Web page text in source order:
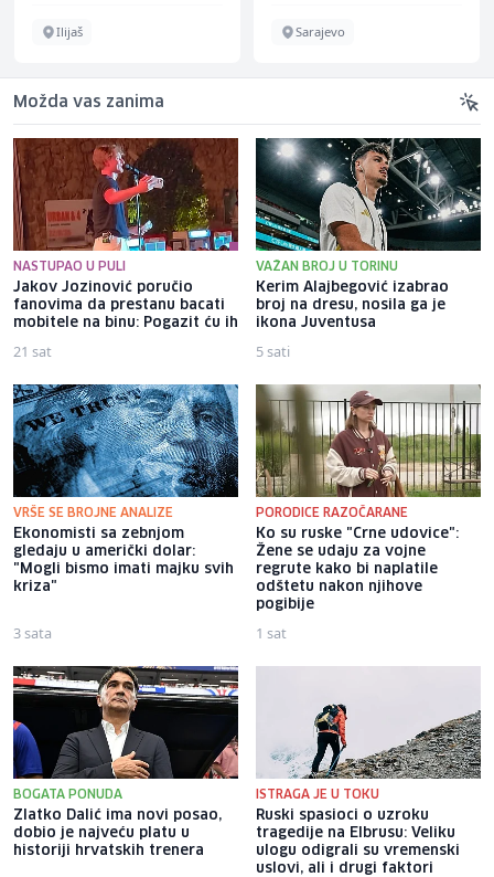
Ilijaš Sarajevo
Možda vas zanima
NASTUPAO U PULI
Jakov Jozinović poručio
fanovima da prestanu bacati
mobitele na binu: Pogazit ću ih
21 sat
VAŽAN BROJ U TORINU
Kerim Alajbegović izabrao
broj na dresu, nosila ga je
ikona Juventusa
5 sati
VRŠE SE BROJNE ANALIZE
Ekonomisti sa zebnjom
gledaju u američki dolar:
"Mogli bismo imati majku svih
kriza"
3 sata
PORODICE RAZOČARANE
Ko su ruske "Crne udovice":
Žene se udaju za vojne
regrute kako bi naplatile
odštetu nakon njihove
pogibije
1 sat
BOGATA PONUDA
Zlatko Dalić ima novi posao,
dobio je najveću platu u
historiji hrvatskih trenera
ISTRAGA JE U TOKU
Ruski spasioci o uzroku
tragedije na Elbrusu: Veliku
ulogu odigrali su vremenski
uslovi, ali i drugi faktori